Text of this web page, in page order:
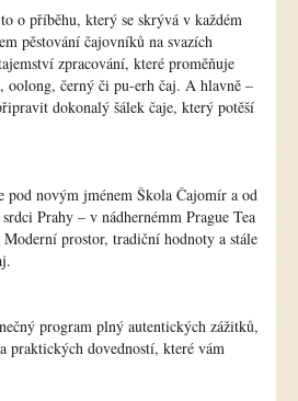
o příběhu, který se skrývá v každém
pěstování čajovníků na svazích
zpracování, které proměňuje
oolong, černý či pu-erh čaj. A hlavně –
dokonalý šálek čaje, který potěší
pod novým jménem Škola Čajomír a od
Prahy – v nádhernémm Prague Tea
prostor, tradiční hodnoty a stále
program plný autentických zážitků,
praktických dovedností, které vám